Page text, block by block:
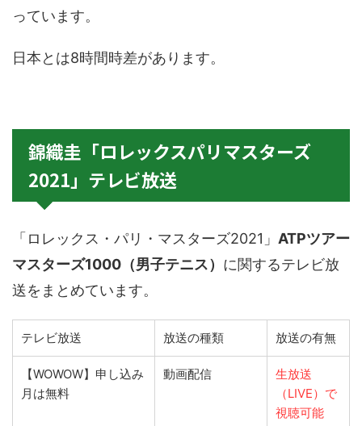
っています。
日本とは8時間時差があります。
錦織圭「ロレックスパリマスターズ
2021」テレビ放送
「ロレックス・パリ・マスターズ2021」 ATPツアー
マスターズ1000（男子テニス） に関するテレビ放
送をまとめています。
テレビ放送 放送の種類 放送の有無
【WOWOW】申し込み
月は無料
動画配信
生放送
（LIVE）で
視聴可能